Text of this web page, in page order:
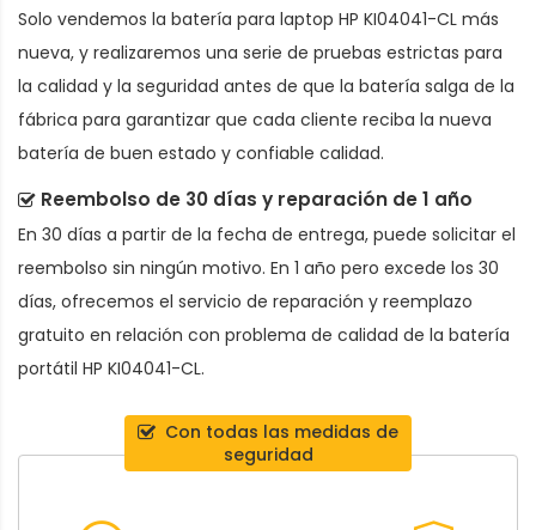
Solo vendemos la batería para laptop HP KI04041-CL más
nueva, y realizaremos una serie de pruebas estrictas para
la calidad y la seguridad antes de que la batería salga de la
fábrica para garantizar que cada cliente reciba la nueva
batería de buen estado y confiable calidad.
Reembolso de 30 días y reparación de 1 año
En 30 días a partir de la fecha de entrega, puede solicitar el
reembolso sin ningún motivo. En 1 año pero excede los 30
días, ofrecemos el servicio de reparación y reemplazo
gratuito en relación con problema de calidad de la batería
portátil HP KI04041-CL.
Con todas las medidas de
seguridad